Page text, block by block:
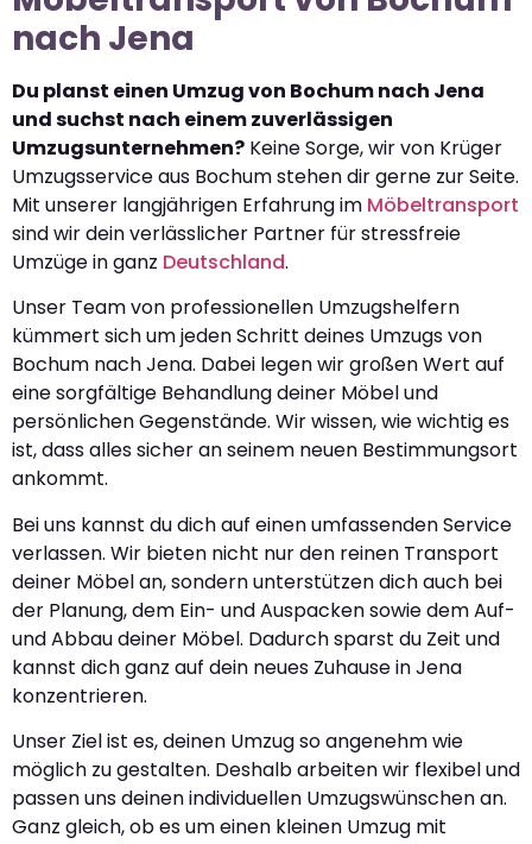
nach Jena
Du planst einen Umzug von Bochum nach Jena
und suchst nach einem zuverlässigen
Umzugsunternehmen? Keine Sorge, wir von Krüger
Umzugsservice aus Bochum stehen dir gerne zur Seite.
Mit unserer langjährigen Erfahrung im Möbeltransport
sind wir dein verlässlicher Partner für stressfreie
Umzüge in ganz Deutschland.
Unser Team von professionellen Umzugshelfern
kümmert sich um jeden Schritt deines Umzugs von
Bochum nach Jena. Dabei legen wir großen Wert auf
eine sorgfältige Behandlung deiner Möbel und
persönlichen Gegenstände. Wir wissen, wie wichtig es
ist, dass alles sicher an seinem neuen Bestimmungsort
ankommt.
Bei uns kannst du dich auf einen umfassenden Service
verlassen. Wir bieten nicht nur den reinen Transport
deiner Möbel an, sondern unterstützen dich auch bei
der Planung, dem Ein- und Auspacken sowie dem Auf-
und Abbau deiner Möbel. Dadurch sparst du Zeit und
kannst dich ganz auf dein neues Zuhause in Jena
konzentrieren.
Unser Ziel ist es, deinen Umzug so angenehm wie
möglich zu gestalten. Deshalb arbeiten wir flexibel und
passen uns deinen individuellen Umzugswünschen an.
Ganz gleich, ob es um einen kleinen Umzug mit